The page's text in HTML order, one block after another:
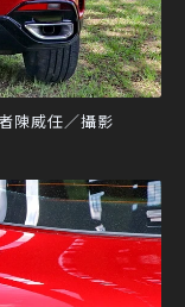
陳威任／攝影